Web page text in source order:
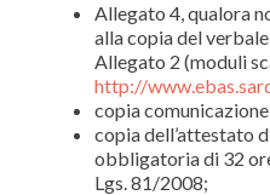
Allegato 4, qualora
alla copia del
Allegato 2 (moduli
http://
copia
copia dell’attestato
obbligatoria di 32
Lgs. 81/2008;